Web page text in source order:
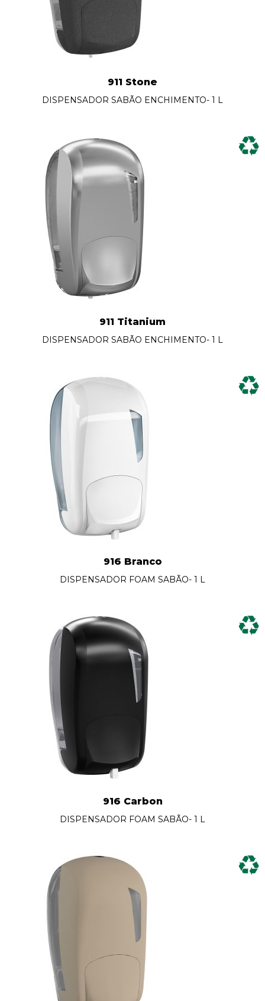
911 Stone
DISPENSADOR SABÃO ENCHIMENTO- 1 L
911 Titanium
DISPENSADOR SABÃO ENCHIMENTO- 1 L
916 Branco
DISPENSADOR FOAM SABÃO- 1 L
916 Carbon
DISPENSADOR FOAM SABÃO- 1 L